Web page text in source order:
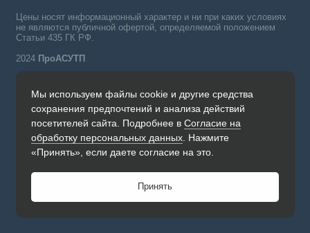
Мы используем файлы cookie и другие средства
сохранения предпочтений и анализа действий
посетителей сайта. Подробнее в Согласие на
обработку персональных данных . Нажмите
«Принять», если даете согласие на это.
Принять
Цены носят информационный характер и ни при каких условиях
не являются публичной офертой, определяемой положением
Статьи 435 ГК РФ.
2024 ПроАСУТП
Simatic в России тел.:
+7 (342) 273-82-09
Будни, с 09.00 до 19.00